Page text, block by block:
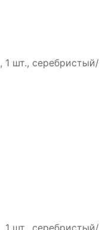
1 шт., серебристый/
1 шт., серебристый/